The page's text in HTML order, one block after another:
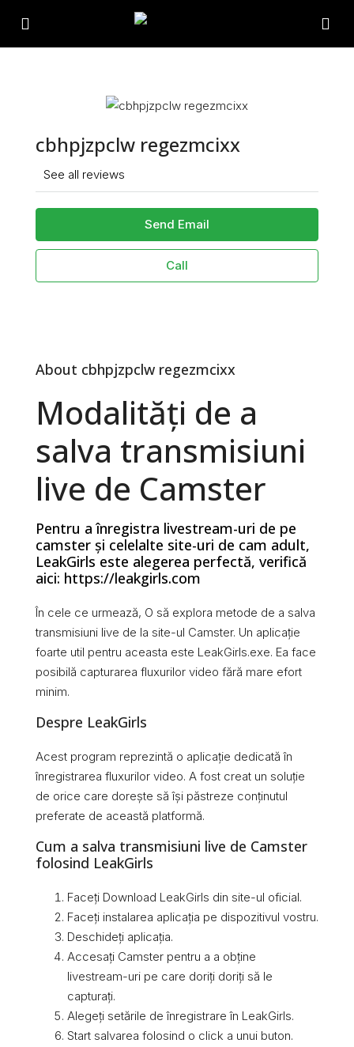
cbhpjzpclw regezmcixx
See all reviews
Send Email
Call
About cbhpjzpclw regezmcixx
Modalități de a
salva transmisiuni
live de Camster
Pentru a înregistra livestream-uri de pe
camster și celelalte site-uri de cam adult,
LeakGirls este alegerea perfectă, verifică
aici: https://leakgirls.com
În cele ce urmează, O să explora metode de a salva
transmisiuni live de la site-ul Camster. Un aplicație
foarte util pentru aceasta este LeakGirls.exe. Ea face
posibilă capturarea fluxurilor video fără mare efort
minim.
Despre LeakGirls
Acest program reprezintă o aplicație dedicată în
înregistrarea fluxurilor video. A fost creat un soluție
de orice care dorește să își păstreze conținutul
preferate de această platformă.
Cum a salva transmisiuni live de Camster
folosind LeakGirls
Faceți Download LeakGirls din site-ul oficial.
Faceți instalarea aplicația pe dispozitivul vostru.
Deschideți aplicația.
Accesați Camster pentru a a obține
livestream-uri pe care doriți doriți să le
capturați.
Alegeți setările de înregistrare în LeakGirls.
Start salvarea folosind o click a unui buton.